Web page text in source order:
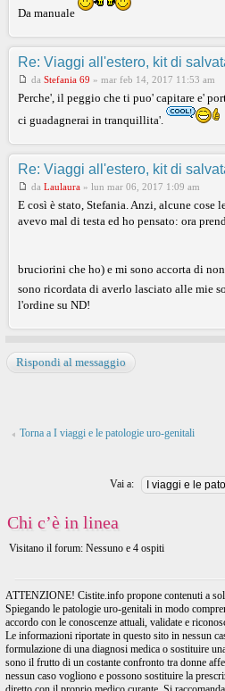
Da manuale
Re: Viaggi all'estero, kit di
da Stefania 69 » mar feb 14, 2017 11:53 am
Perche', il peggio che ti puo' capitare e'
ci guadagnerai in tranquillita'.
Re: Viaggi all'estero, kit di
da Laulaura » lun mar 06, 2017 1:09 am
E così è stato, Stefania. Anzi, alcune cose
avevo mal di testa ed ho pensato: ora
bruciorini che ho) e mi sono accorta di
sono ricordata di averlo lasciato alle mie
l'ordine su ND!
Rispondi al messaggio
Torna a I viaggi e le patologie uro-genitali
Vai a:
Chi c’è in linea
Visitano il forum: Nessuno e 4 ospiti
ATTENZIONE! Cistite.info propone contenuti a
Spiegando le patologie uro-genitali in modo
accordo con le conoscenze attuali, validate e
Le informazioni riportate in questo sito in nessun
formulazione di una diagnosi medica o sostituire
sono il frutto di un costante confronto tra donne
nessun caso vogliono e possono sostituire la